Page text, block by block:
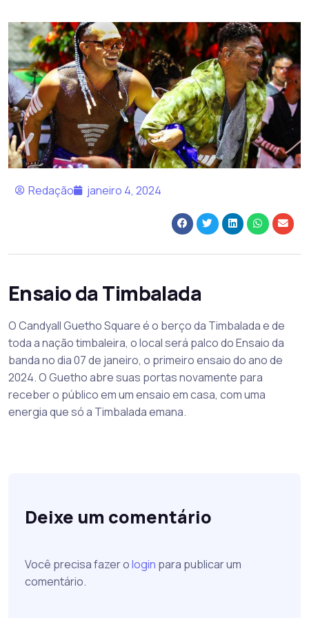
Redação janeiro 4, 2024
Ensaio da Timbalada
O Candyall Guetho Square é o berço da Timbalada e de
toda a nação timbaleira, o local será palco do Ensaio da
banda no dia 07 de janeiro, o primeiro ensaio do ano de
2024. O Guetho abre suas portas novamente para
receber o público em um ensaio em casa, com uma
energia que só a Timbalada emana.
Deixe um comentário
Você precisa fazer ologin para publicar um
comentário.